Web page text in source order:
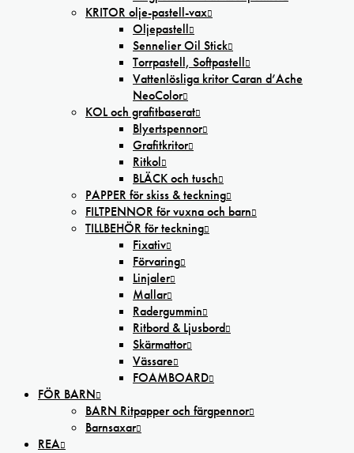
KRITOR olje-pastell-vax
Oljepastell
Sennelier Oil Stick
Torrpastell, Softpastell
Vattenlösliga kritor Caran d’Ache
NeoColor
KOL och grafitbaserat
Blyertspennor
Grafitkritor
Ritkol
BLÄCK och tusch
PAPPER för skiss & teckning
FILTPENNOR för vuxna och barn
TILLBEHÖR för teckning
Fixativ
Förvaring
Linjaler
Mallar
Radergummin
Ritbord & Ljusbord
Skärmattor
Vässare
FOAMBOARD
FÖR BARN
BARN Ritpapper och färgpennor
Barnsaxar
REA